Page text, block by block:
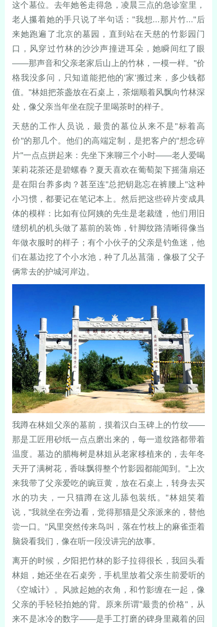
这个墓位。去年她爸走得急，凌晨三点的急诊室里，
老人攥着她的手只说了半句话："我想...那片竹..."后
来她跑遍了北京的墓园，直到站在天慈的竹影园门
口，风穿过竹林的沙沙声撞进耳朵，她瞬间红了眼
——那声音和父亲老家后山上的竹林，一模一样。"价
格我没多问，只知道能把他的'家'搬过来，多少钱都
值。"林姐把茶盏放在石桌上，茶烟顺着风飘向竹林深
处，像父亲当年坐在院子里喝茶时的样子。
天慈的工作人员说，最贵的墓位从来不是"标着高
价"的那几个。他们的高端定制，是把客户的"想念碎
片"一点点拼起来：先坐下来聊三个小时——老人爱喝
茉莉花茶还是碧螺春？夏天喜欢在葡萄架下摇蒲扇还
是在阳台养多肉？甚至连"总把钥匙忘在裤腰上"这种
小习惯，都要记在笔记本上。然后把这些碎片变成具
体的模样：比如有位阿姨的先生是老裁缝，他们用旧
缝纫机的机头做了墓前的装饰，针脚纹路清晰得像当
年做衣服时的样子；有个小伙子的父亲是钓鱼迷，他
们在墓边挖了个小水池，种了几丛菖蒲，像极了父子
俩常去的护城河岸边。
我蹲在林姐父亲的墓前，摸着汉白玉碑上的竹纹——
那是工匠用砂纸一点点磨出来的，每一道纹路都带着
温度。墓边的腊梅树是林姐从老家移植来的，去年冬
天开了满树花，香味飘得整个竹影园都能闻到。"上次
来我带了父亲爱吃的豌豆黄，放在石桌上，转身去买
水的功夫，一只猫蹲在这儿舔包装纸。"林姐笑着
说，"我就坐在旁边看，觉得那猫是父亲派来的，替他
尝一口。"风里突然传来鸟叫，落在竹枝上的麻雀歪着
脑袋看我们，像在听一段没讲完的故事。
离开的时候，夕阳把竹林的影子拉得很长，我回头看
林姐，她还坐在石桌旁，手机里放着父亲生前爱听的
《空城计》。风掀起她的衣角，和竹影缠在一起，像
父亲的手轻轻拍她的背。原来所谓"最贵的价格"，从
来不是冰冷的数字——是手工打磨的碑身里藏着的回